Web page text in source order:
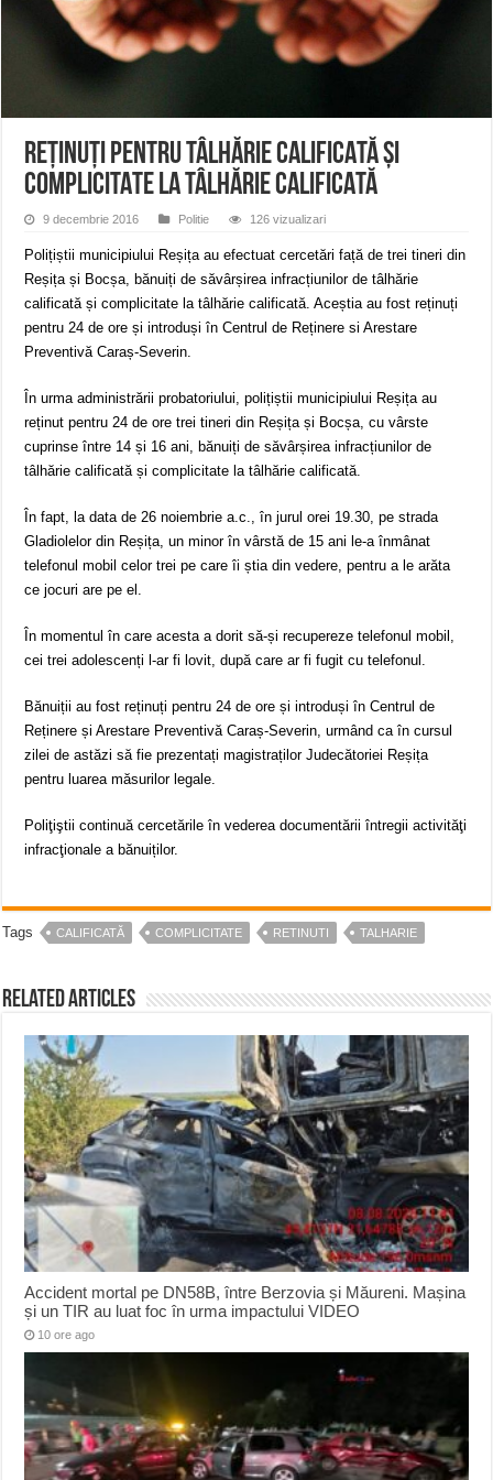
ANUNȚ OPRIRE APĂ în Reșița – avarie – 04.08.2026 – str. Văliugului și
ANUNŢ OPRIRE APĂ în CARANSEBEȘ – 04.08.2026 – avarie – Calea
REȚINUȚI PENTRU TÂLHĂRIE CALIFICATĂ ȘI
COMPLICITATE LA TÂLHĂRIE CALIFICATĂ
9 decembrie 2016 Politie 126 vizualizari
Polițiștii municipiului Reșița au efectuat cercetări față de trei tineri din
Reșița și Bocșa, bănuiți de săvârșirea infracțiunilor de tâlhărie
calificată și complicitate la tâlhărie calificată. Aceștia au fost reținuți
pentru 24 de ore și introduși în Centrul de Reținere si Arestare
Preventivă Caraș-Severin.
În urma administrării probatoriului, polițiștii municipiului Reșița au
reținut pentru 24 de ore trei tineri din Reșița și Bocșa, cu vârste
cuprinse între 14 și 16 ani, bănuiți de săvârșirea infracțiunilor de
tâlhărie calificată și complicitate la tâlhărie calificată.
În fapt, la data de 26 noiembrie a.c., în jurul orei 19.30, pe strada
Gladiolelor din Reșița, un minor în vârstă de 15 ani le-a înmânat
telefonul mobil celor trei pe care îi știa din vedere, pentru a le arăta
ce jocuri are pe el.
În momentul în care acesta a dorit să-și recupereze telefonul mobil,
cei trei adolescenți l-ar fi lovit, după care ar fi fugit cu telefonul.
Bănuiții au fost reținuți pentru 24 de ore și introduși în Centrul de
Reținere și Arestare Preventivă Caraș-Severin, urmând ca în cursul
zilei de astăzi să fie prezentați magistraților Judecătoriei Reșița
pentru luarea măsurilor legale.
Poliţiştii continuă cercetările în vederea documentării întregii activităţi
infracţionale a bănuiților.
Tags CALIFICATĂ COMPLICITATE RETINUTI TALHARIE
Related Articles
Accident mortal pe DN58B, între Berzovia și Măureni. Mașina
și un TIR au luat foc în urma impactului VIDEO
10 ore ago